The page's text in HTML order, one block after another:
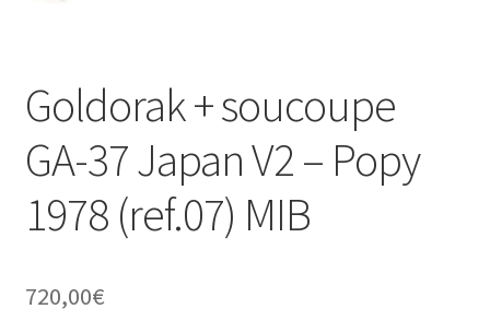
Goldorak + soucoupe
GA-37 Japan V2 – Popy
1978 (ref.07) MIB
720,00€